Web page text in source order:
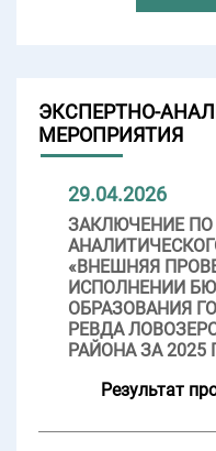
ЭКСПЕРТНО-
МЕРОПРИЯТИЯ
29.04.2026
ЗАКЛЮЧЕНИЕ ПО
«ВНЕШНЯЯ
ИСПОЛНЕНИИ
ОБРАЗОВАНИЯ
РЕВДА
РАЙОНА ЗА 2025
Результат